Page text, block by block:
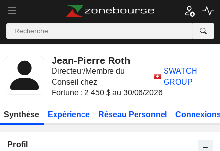
Jean-Pierre Roth
Directeur/Membre du
Conseil chez
SWATCH
GROUP
Fortune : 2 450 $ au 30/06/2026
Synthèse Expérience Réseau Personnel
Profil